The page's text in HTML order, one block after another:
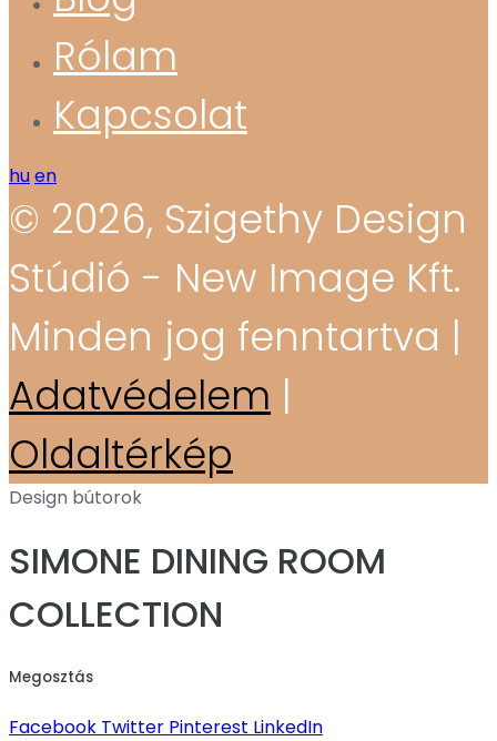
Rólam
Kapcsolat
huen
© 2026, Szigethy Design
Stúdió - New Image Kft.
Minden jog fenntartva |
Adatvédelem |
Oldaltérkép
Design bútorok
SIMONE DINING ROOM
COLLECTION
Megosztás
Facebook Twitter Pinterest LinkedIn